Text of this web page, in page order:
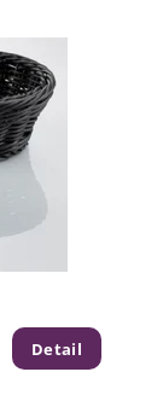
Detail